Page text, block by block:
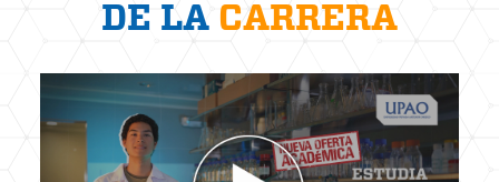
DE LA CARRERA